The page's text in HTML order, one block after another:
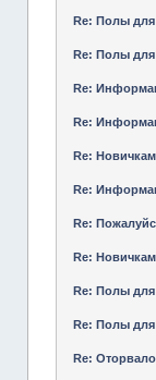
Re: Полы для
Re: Полы для
Re:
Re:
Re:
Re:
Re:
Re:
Re: Полы для
Re: Полы для
Re: